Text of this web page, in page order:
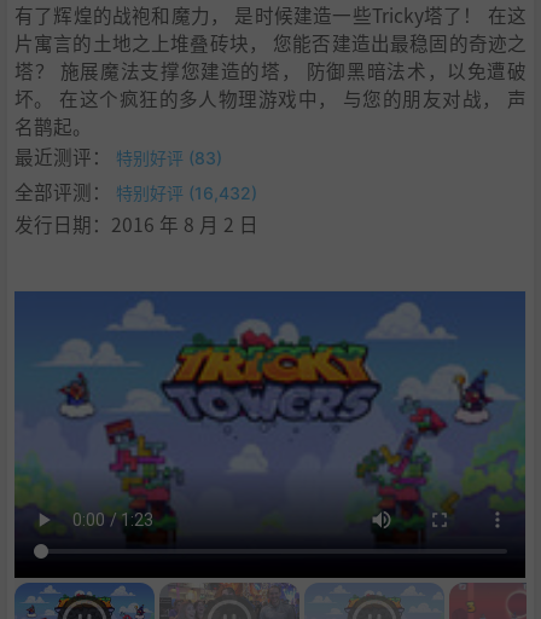
有了辉煌的战袍和魔力， 是时候建造一些Tricky塔了！ 在这
片寓言的土地之上堆叠砖块， 您能否建造出最稳固的奇迹之
塔？ 施展魔法支撑您建造的塔， 防御黑暗法术，以免遭破
坏。 在这个疯狂的多人物理游戏中， 与您的朋友对战， 声
名鹊起。
最近测评：
特别好评 (83)
全部评测： 特别好评 (16,432)
发行日期：2016 年 8 月 2 日